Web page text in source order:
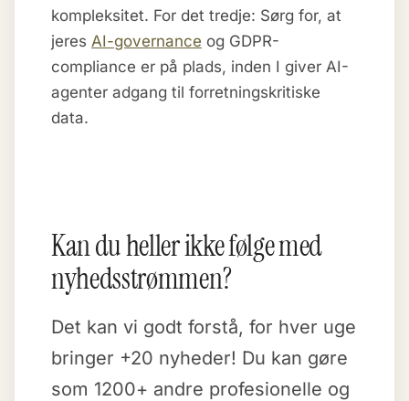
kompleksitet. For det tredje: Sørg for, at
jeres AI-governance og GDPR-
compliance er på plads, inden I giver AI-
agenter adgang til forretningskritiske
data.
Kan du heller ikke følge med
nyhedsstrømmen?
Det kan vi godt forstå, for hver uge
bringer +20 nyheder! Du kan gøre
som 1200+ andre profesionelle og